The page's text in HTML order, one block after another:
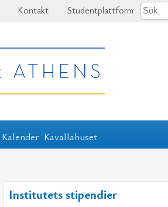
Kontakt Studentplattform
Kalender Kavallahuset
Institutets stipendier